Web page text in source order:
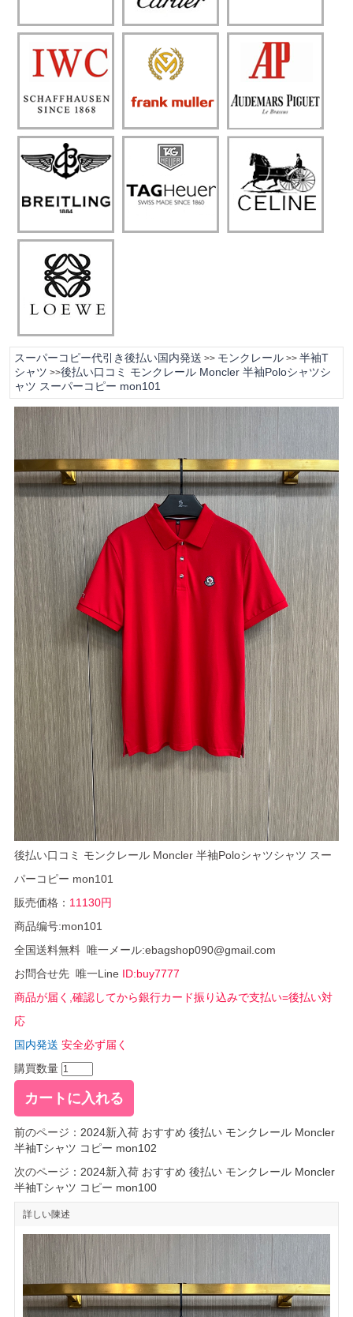
スーパーコピー代引き後払い国内発送 >> モンクレール>> 半袖T
シャツ >>後払い口コミ モンクレール Moncler 半袖Poloシャツシ
ャツ スーパーコピー mon101
後払い口コミ モンクレール Moncler 半袖Poloシャツシャツ スー
パーコピー mon101
販売価格： 11130円
商品编号:mon101
全国送料無料 唯一メール:ebagshop090@gmail.com
お問合せ先 唯一Line ID:buy7777
商品が届く,確認してから銀行カード振り込みで支払い=後払い対
応
国内発送 安全必ず届く
購買数量
前のページ： 2024新入荷 おすすめ 後払い モンクレール Moncler
半袖Tシャツ コピー mon102
次のページ： 2024新入荷 おすすめ 後払い モンクレール Moncler
半袖Tシャツ コピー mon100
詳しい陳述